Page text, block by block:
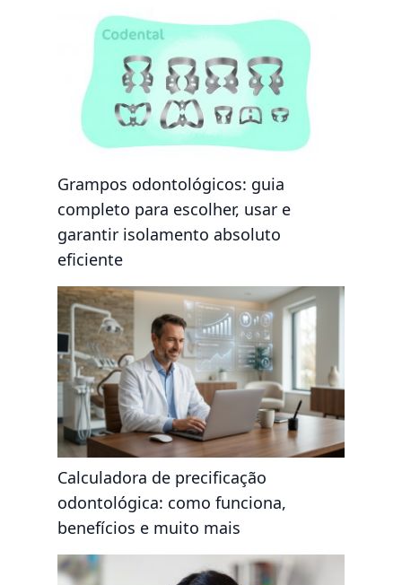
Grampos odontológicos: guia
completo para escolher, usar e
garantir isolamento absoluto
eficiente
Calculadora de precificação
odontológica: como funciona,
benefícios e muito mais